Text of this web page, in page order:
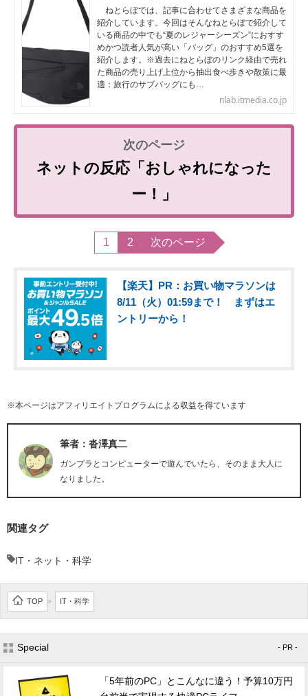
ねとらぼでは、記事に合わせてさまざまな商品を
紹介しています。今回はそんなねとらぼで紹介して
いる商品の中でも“夏のレジャーシーズン”におすす
めかつ読者人気が高い「バッグ」のおすすめ5選を
紹介します。※過去にねとらぼのリンク経由で売れ
た商品の売り上げ上位から抽出食べ歩きや散策に最
適：旅行のサブバッグにも…
nlab.itmedia.co.jp
ネットの反応「おしゃれになった
ー！」
1 2 次のページ
【楽天】PR：お買い物マラソンは
8/11（火）01:59まで！ まずはエ
ントリーから！
※本ページはアフィリエイトプログラムによる収益を得ています
筆者：沓澤真二
ガンプラとコンピューターで遊んでいたら、そのまま大人に
なりました。
関連タグ
IT・ネット・科学
TOP > IT・科学
Special - PR -
「5年前のPC」とこんなに違う！予算10万円